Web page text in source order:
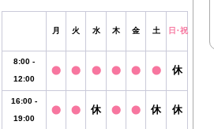
月 火 水 木 金 土 日・祝
8:00 -
12:00
休
16:00 -
19:00
休 休 休